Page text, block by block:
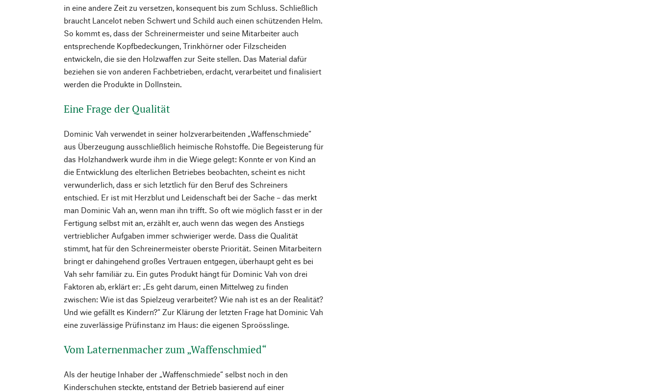
in eine andere Zeit zu versetzen, konsequent bis zum Schluss. Schließlich
braucht Lancelot neben Schwert und Schild auch einen schützenden Helm.
So kommt es, dass der Schreinermeister und seine Mitarbeiter auch
entsprechende Kopfbedeckungen, Trinkhörner oder Filzscheiden
entwickeln, die sie den Holzwaffen zur Seite stellen. Das Material dafür
beziehen sie von anderen Fachbetrieben, erdacht, verarbeitet und finalisiert
werden die Produkte in Dollnstein.
Eine Frage der Qualität
Dominic Vah verwendet in seiner holzverarbeitenden „Waffenschmiede“
aus Überzeugung ausschließlich heimische Rohstoffe. Die Begeisterung für
das Holzhandwerk wurde ihm in die Wiege gelegt: Konnte er von Kind an
die Entwicklung des elterlichen Betriebes beobachten, scheint es nicht
verwunderlich, dass er sich letztlich für den Beruf des Schreiners
entschied. Er ist mit Herzblut und Leidenschaft bei der Sache – das merkt
man Dominic Vah an, wenn man ihn trifft. So oft wie möglich fasst er in der
Fertigung selbst mit an, erzählt er, auch wenn das wegen des Anstiegs
vertrieblicher Aufgaben immer schwieriger werde. Dass die Qualität
stimmt, hat für den Schreinermeister oberste Priorität. Seinen Mitarbeitern
bringt er dahingehend großes Vertrauen entgegen, überhaupt geht es bei
Vah sehr familiär zu. Ein gutes Produkt hängt für Dominic Vah von drei
Faktoren ab, erklärt er: „Es geht darum, einen Mittelweg zu finden
zwischen: Wie ist das Spielzeug verarbeitet? Wie nah ist es an der Realität?
Und wie gefällt es Kindern?“ Zur Klärung der letzten Frage hat Dominic Vah
eine zuverlässige Prüfinstanz im Haus: die eigenen Sproösslinge.
Vom Laternenmacher zum „Waffenschmied“
Als der heutige Inhaber der „Waffenschmiede“ selbst noch in den
Kinderschuhen steckte, entstand der Betrieb basierend auf einer